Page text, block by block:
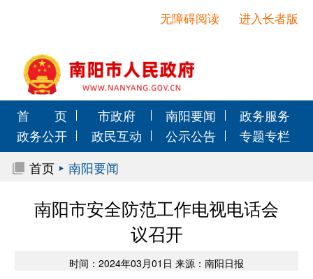
进入长者版
无障碍阅读
首 页 市政府 南阳要闻
政务服务
政务公开
政民互动 公示公告
专题专栏
首页
南阳要闻
南阳市安全防范工作电视电话会
议召开
时间：2024年03月01日 来源：南阳日报